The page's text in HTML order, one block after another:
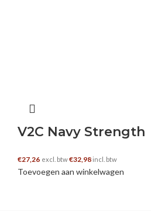
V2C Navy Strength
€27,26 excl. btw€32,98 incl. btw
Toevoegen aan winkelwagen